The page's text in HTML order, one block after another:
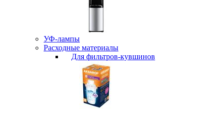
УФ-лампы
Расходные материалы
Для фильтров-кувшинов